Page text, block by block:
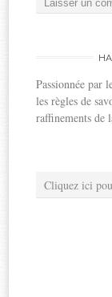
Passionnée par
les règles de
raffinements de
Cliquez ici